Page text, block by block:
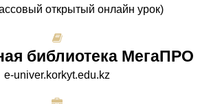
открытый онлайн урок)
библиотека МегаПРО
e-univer.korkyt.edu.kz